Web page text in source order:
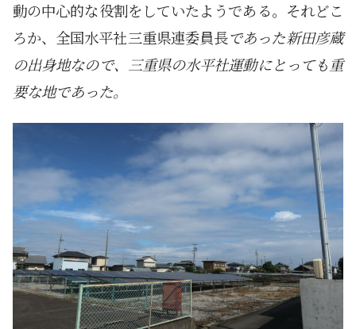
動の中心的な役割をしていたようである。それどこ
ろか、全国水平社三重県連委員長であった新田彦蔵
の出身地なので、三重県の水平社運動にとっても重
要な地であった。